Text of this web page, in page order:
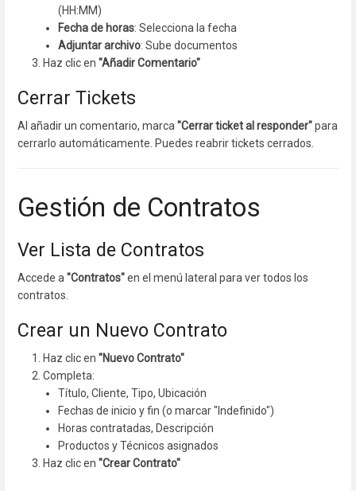
(HH:MM)
Fecha de horas: Selecciona la fecha
Adjuntar archivo: Sube documentos
Haz clic en "Añadir Comentario"
Cerrar Tickets
Al añadir un comentario, marca"Cerrar ticket al responder"para
cerrarlo automáticamente. Puedes reabrir tickets cerrados.
Gestión de Contratos
Ver Lista de Contratos
Accede a "Contratos"en el menú lateral para ver todos los
contratos.
Crear un Nuevo Contrato
Haz clic en "Nuevo Contrato"
Completa:
Título, Cliente, Tipo, Ubicación
Fechas de inicio y fin (o marcar "Indefinido")
Horas contratadas, Descripción
Productos y Técnicos asignados
Haz clic en "Crear Contrato"